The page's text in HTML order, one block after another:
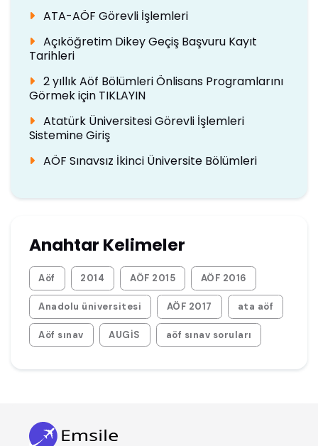
ATA-AÖF Görevli İşlemleri
Açıköğretim Dikey Geçiş Başvuru Kayıt
Tarihleri
2 yıllık Aöf Bölümleri Önlisans Programlarını
Görmek için TIKLAYIN
Atatürk Üniversitesi Görevli İşlemleri
Sistemine Giriş
AÖF Sınavsız İkinci Üniversite Bölümleri
Anahtar Kelimeler
Aöf 2014 AÖF 2015 AÖF 2016
Anadolu üniversitesi AÖF 2017 ata aöf
Aöf sınav AUGİS aöf sınav soruları